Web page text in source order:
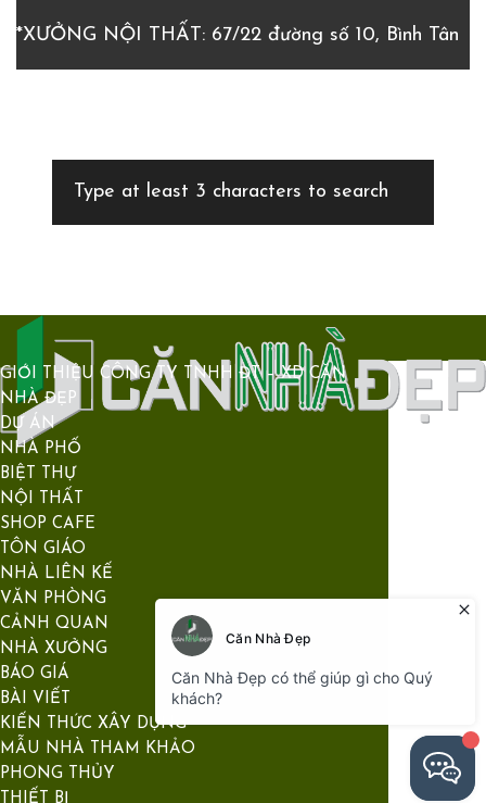
*XƯỞNG NỘI THẤT: 67/22 đường số 10, Bình Tân
GIỚI THIỆU CÔNG TY TNHH ĐT – XD CĂN
NHÀ ĐẸP
DỰ ÁN
NHÀ PHỐ
BIỆT THỰ
NỘI THẤT
SHOP CAFE
TÔN GIÁO
NHÀ LIÊN KẾ
VĂN PHÒNG
CẢNH QUAN
NHÀ XƯỞNG
BÁO GIÁ
BÀI VIẾT
KIẾN THỨC XÂY DỰNG
MẪU NHÀ THAM KHẢO
PHONG THỦY
THIẾT BỊ